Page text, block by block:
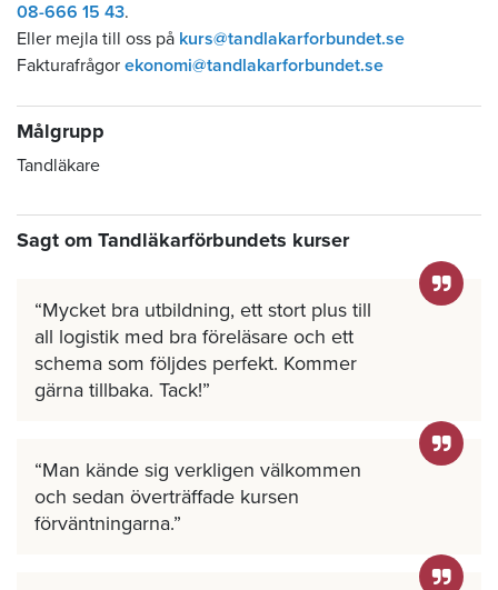
08-666 15 43.
Eller mejla till oss på kurs@tandlakarforbundet.se
Fakturafrågor ekonomi@tandlakarforbundet.se
Målgrupp
Tandläkare
Sagt om Tandläkarförbundets kurser
Mycket bra utbildning, ett stort plus till
all logistik med bra föreläsare och ett
schema som följdes perfekt. Kommer
gärna tillbaka. Tack!
Man kände sig verkligen välkommen
och sedan överträffade kursen
förväntningarna.